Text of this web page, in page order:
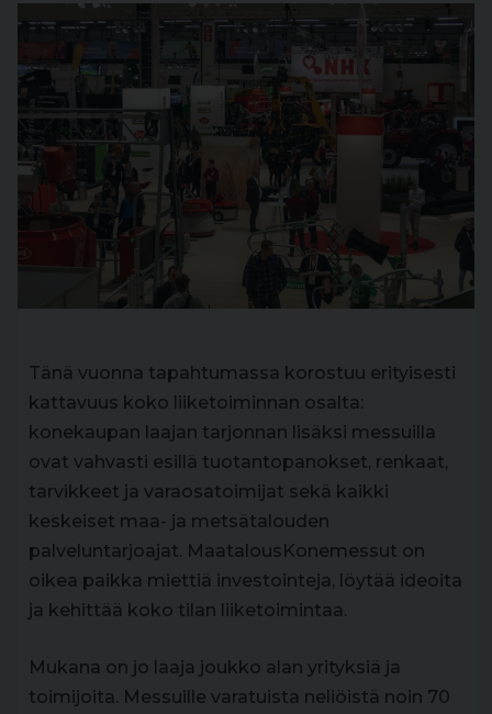
Tänä vuonna tapahtumassa korostuu erityisesti
kattavuus koko liiketoiminnan osalta:
konekaupan laajan tarjonnan lisäksi messuilla
ovat vahvasti esillä tuotantopanokset, renkaat,
tarvikkeet ja varaosatoimijat sekä kaikki
keskeiset maa- ja metsätalouden
palveluntarjoajat. MaatalousKonemessut on
oikea paikka miettiä investointeja, löytää ideoita
ja kehittää koko tilan liiketoimintaa.
Mukana on jo laaja joukko alan yrityksiä ja
toimijoita. Messuille varatuista neliöistä noin 70